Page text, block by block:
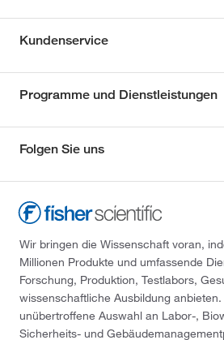
Kundenservice
Programme und Dienstleistungen
Folgen Sie uns
Wir bringen die Wissenschaft voran,
Millionen Produkte und umfassende
Forschung, Produktion, Testlabors,
wissenschaftliche Ausbildung
unübertroffene Auswahl an Labor-,
Sicherheits- und